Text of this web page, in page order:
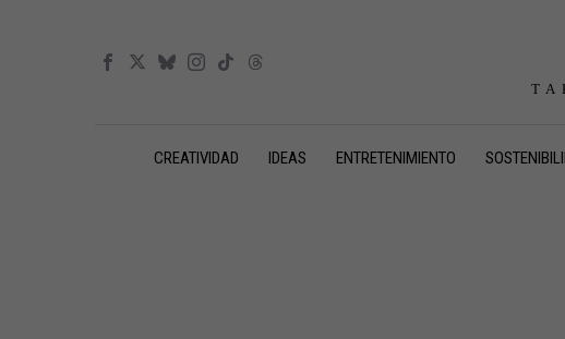
CREATIVIDAD IDEAS ENTRETENIMIENTO